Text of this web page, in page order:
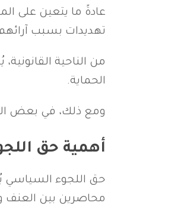
عادةً ما يتعين على
تهديدات بسبب
من الناحية
الحماية.
ومع ذلك، في بعض
أهمية حق
حق اللجوء السياسي
محاصرين بين العنف